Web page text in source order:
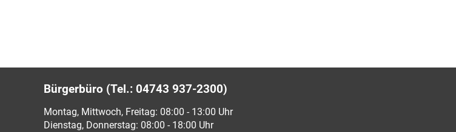
Bürgerbüro (Tel.: 04743 937-2300)
Montag, Mittwoch, Freitag: 08:00 - 13:00 Uhr
Dienstag, Donnerstag: 08:00 - 18:00 Uhr